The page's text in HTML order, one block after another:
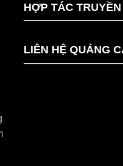
HỢP TÁC
LIÊN HỆ QUẢNG